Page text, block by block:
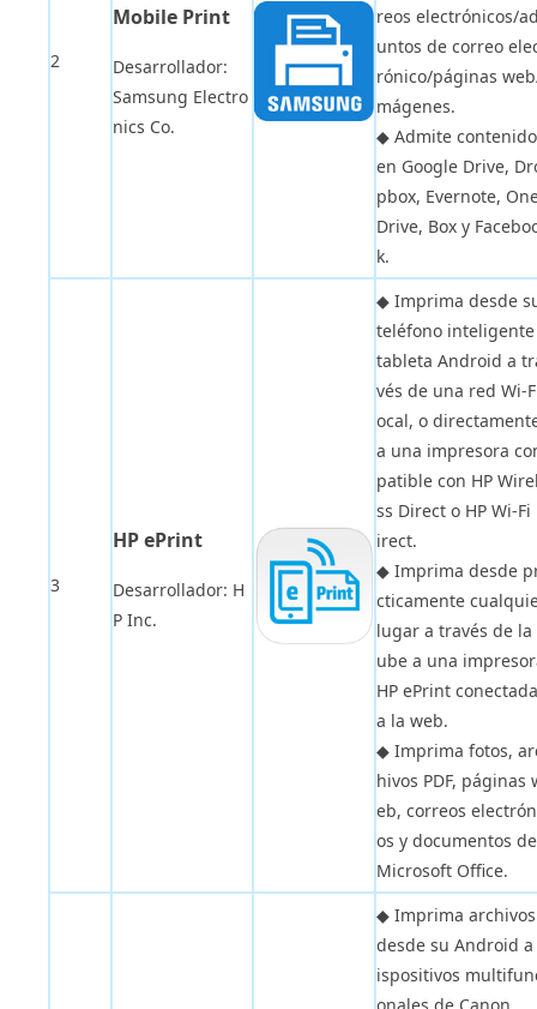
2
Mobile Print
Desarrollador:
Samsung Electro
nics Co.
reos electrónicos/
untos de correo
rónico/páginas
mágenes.
◆ Admite
en Google Drive,
pbox, Evernote,
Drive, Box y
k.
3
HP ePrint
Desarrollador: H
P Inc.
◆ Imprima desde
teléfono
tableta Android a
vés de una red Wi-
ocal, o
a una impresora
patible con HP
ss Direct o HP Wi-Fi
irect.
◆ Imprima desde
cticamente
lugar a través de la
ube a una
HP ePrint conectada
a la web.
◆ Imprima fotos,
hivos PDF, páginas
eb, correos
os y documentos de
Microsoft Office.
◆ Imprima archivos
desde su Android
ispositivos